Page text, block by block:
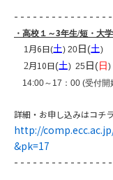
- - - - - - - - - - - - - - -
・高校１～3年生/短・大
1月6日(土) 20日(土)
2月10日(土) 25 日( 日 )
14:00～ 17 ： 00 (受付開
詳細・お申し込みはコチラ
http://
&pk=17​
- - - - - - - - - - - - - - -